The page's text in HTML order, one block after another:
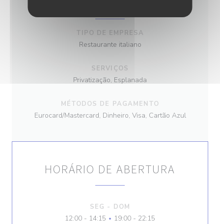
TIPO DE EMPRESA
Restaurante italiano
SERVIÇOS
Privatização, Esplanada
MÉTODOS DE PAGAMENTO
Eurocard/Mastercard, Dinheiro, Visa, Cartão Azul
HORÁRIO DE ABERTURA
SEG - DOM
12:00 - 14:15 • 19:00 - 22:15